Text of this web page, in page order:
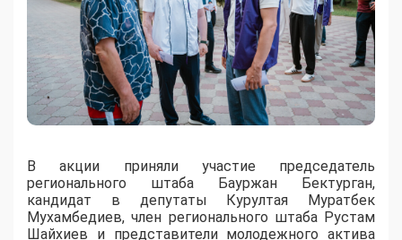
В акции приняли участие председатель
регионального штаба Бауржан Бектурган,
кандидат в депутаты Курултая Муратбек
Мухамбедиев, член регионального штаба Рустам
Шайхиев и представители молодежного актива